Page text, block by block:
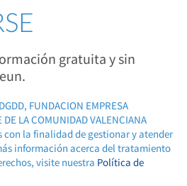
gratuita y sin
FUNDACION EMPRESA
LA COMUNIDAD VALENCIANA
la finalidad de gestionar y atender
información acerca del tratamiento
visite nuestra Política de